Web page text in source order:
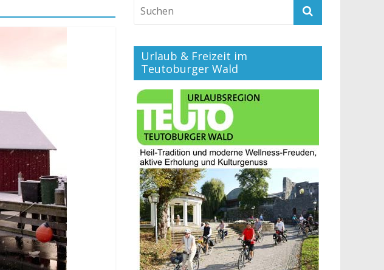
Urlaub & Freizeit im
Teutoburger Wald